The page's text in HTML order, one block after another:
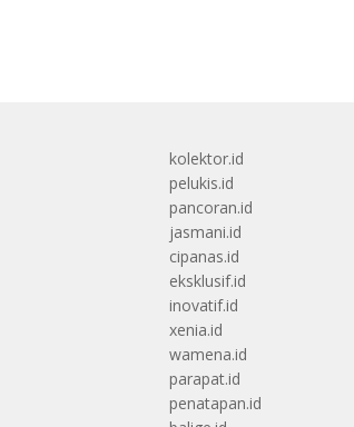
kolektor.id
pelukis.id
pancoran.id
jasmani.id
cipanas.id
eksklusif.id
inovatif.id
xenia.id
wamena.id
parapat.id
penatapan.id